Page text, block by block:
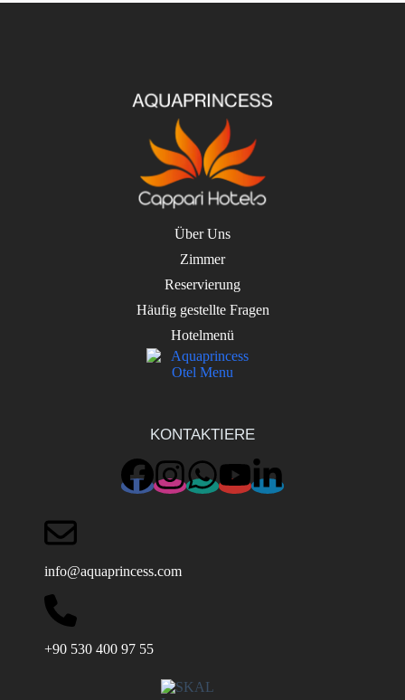
Über Uns
Zimmer
Reservierung
Häufig gestellte Fragen
Hotelmenü
KONTAKTIERE
info@aquaprincess.com
+90 530 400 97 55